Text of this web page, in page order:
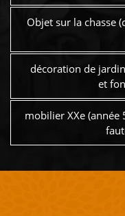
Objet sur la chasse
décoration de
et
mobilier XXe